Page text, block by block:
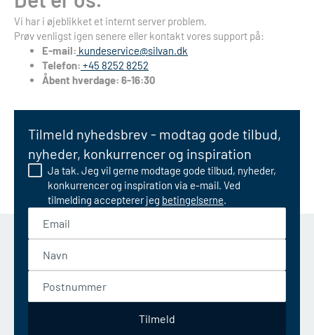
Vi har i øjeblikket et internt server problem.
Prøv venligst igen senere eller kontakt vores support på:
E-mail: kundeservice@silvan.dk
Telefon: +45 8252 8252
Åbent hverdage: 6-16:30
Tilmeld nyhedsbrev - modtag gode tilbud,
nyheder, konkurrencer og inspiration
Ja tak. Jeg vil gerne modtage gode tilbud, nyheder,
konkurrencer og inspiration via e-mail. Ved
tilmelding accepterer jeg betingelserne.
Tilmeld